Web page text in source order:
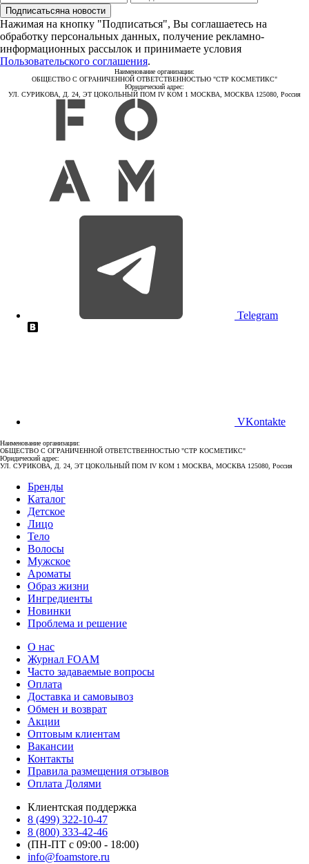
Подписатьсяна новости
Нажимая на кнопку "Подписаться", Вы соглашаетесь на
обработку персональных данных, получение рекламно-
информационных рассылок и принимаете условия
Пользовательского соглашения.
Наименование организации:
ОБЩЕСТВО С ОГРАНИЧЕННОЙ ОТВЕТСТВЕННОСТЬЮ "СТР КОСМЕТИКС"
Юридический адрес:
УЛ. СУРИКОВА, Д. 24, ЭТ ЦОКОЛЬНЫЙ ПОМ IV КОМ 1 МОСКВА, МОСКВА 125080, Россия
Telegram
VKontakte
Наименование организации:
ОБЩЕСТВО С ОГРАНИЧЕННОЙ ОТВЕТСТВЕННОСТЬЮ "СТР КОСМЕТИКС"
Юридический адрес:
УЛ. СУРИКОВА, Д. 24, ЭТ ЦОКОЛЬНЫЙ ПОМ IV КОМ 1 МОСКВА, МОСКВА 125080, Россия
Бренды
Каталог
Детское
Лицо
Тело
Волосы
Мужское
Ароматы
Образ жизни
Ингредиенты
Новинки
Проблема и решение
О нас
Журнал FOAM
Часто задаваемые вопросы
Оплата
Доставка и самовывоз
Обмен и возврат
Акции
Оптовым клиентам
Вакансии
Контакты
Правила размещения отзывов
Оплата Долями
Клиентская поддержка
8 (499) 322-10-47
8 (800) 333-42-46
(ПН-ПТ с 09:00 - 18:00)
info@foamstore.ru